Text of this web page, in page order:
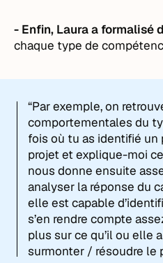
- Enfin, Laura a formalisé
chaque type de
“Par exemple, on
comportementales du
fois où tu as identifié un
projet et explique-moi
nous donne ensuite
analyser la réponse du
elle est capable
s’en rendre compte
plus sur ce qu’il ou elle
surmonter / résoudre le